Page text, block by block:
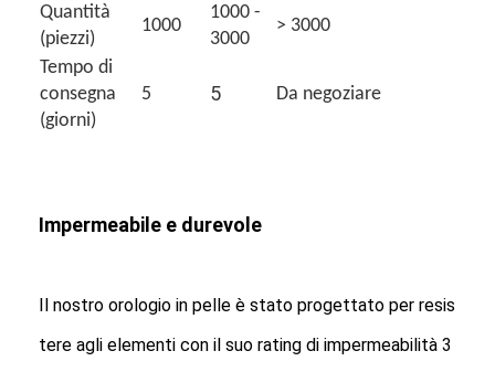
Quantità
(piezzi)
1000
1000 -
3000
> 3000
Tempo di
consegna
(giorni)
5 5 Da negoziare
Impermeabile e durevole
Il nostro orologio in pelle è stato progettato per resis
tere agli elementi con il suo rating di impermeabilità 3